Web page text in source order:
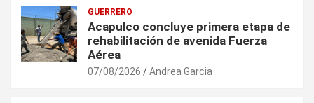
GUERRERO
Acapulco concluye primera etapa de
rehabilitación de avenida Fuerza
Aérea
07/08/2026 Andrea Garcia